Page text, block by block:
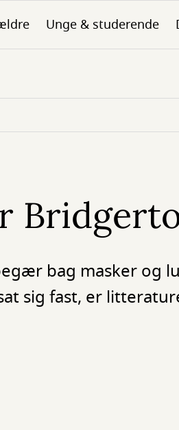
Unge & studerende
bag masker og
sig fast, er